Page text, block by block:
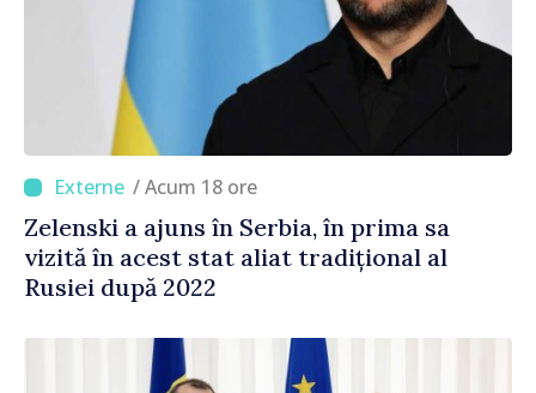
/ Acum 18 ore
Zelenski a ajuns în Serbia, în prima sa
vizită în acest stat aliat tradițional al
Rusiei după 2022